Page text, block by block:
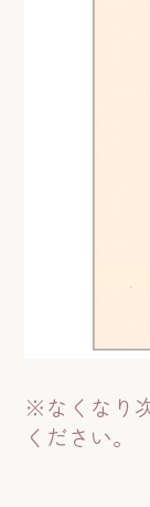
※なくなり
ください。